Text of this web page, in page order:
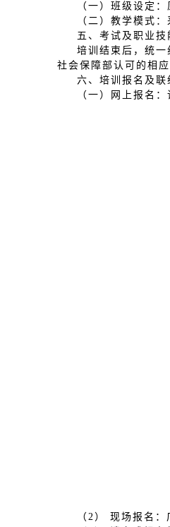
（一）班级设定
（二）教学模式
五、考试及职业技
培训结束后，统
社会保障部认可的相
六、培训报名及联
（一）网上报名
（2） 现场报名